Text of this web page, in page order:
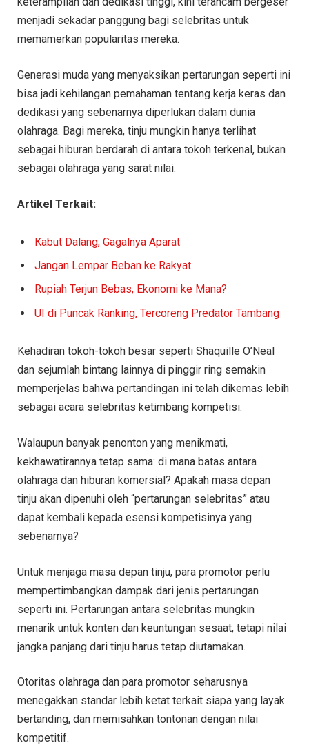
menjadi sekadar panggung bagi selebritas untuk
memamerkan popularitas mereka.
Generasi muda yang menyaksikan pertarungan seperti ini
bisa jadi kehilangan pemahaman tentang kerja keras dan
dedikasi yang sebenarnya diperlukan dalam dunia
olahraga. Bagi mereka, tinju mungkin hanya terlihat
sebagai hiburan berdarah di antara tokoh terkenal, bukan
sebagai olahraga yang sarat nilai.
Artikel Terkait:
Kabut Dalang, Gagalnya Aparat
Jangan Lempar Beban ke Rakyat
Rupiah Terjun Bebas, Ekonomi ke Mana?
UI di Puncak Ranking, Tercoreng Predator Tambang
Kehadiran tokoh-tokoh besar seperti Shaquille O’Neal
dan sejumlah bintang lainnya di pinggir ring semakin
memperjelas bahwa pertandingan ini telah dikemas lebih
sebagai acara selebritas ketimbang kompetisi.
Walaupun banyak penonton yang menikmati,
kekhawatirannya tetap sama: di mana batas antara
olahraga dan hiburan komersial? Apakah masa depan
tinju akan dipenuhi oleh “pertarungan selebritas” atau
dapat kembali kepada esensi kompetisinya yang
sebenarnya?
Untuk menjaga masa depan tinju, para promotor perlu
mempertimbangkan dampak dari jenis pertarungan
seperti ini. Pertarungan antara selebritas mungkin
menarik untuk konten dan keuntungan sesaat, tetapi nilai
jangka panjang dari tinju harus tetap diutamakan.
Otoritas olahraga dan para promotor seharusnya
menegakkan standar lebih ketat terkait siapa yang layak
bertanding, dan memisahkan tontonan dengan nilai
kompetitif.